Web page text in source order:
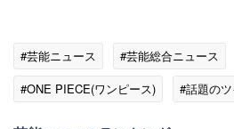
#芸能ニュース #芸能総合ニュース
#ONE PIECE(ワンピース)
#話題の